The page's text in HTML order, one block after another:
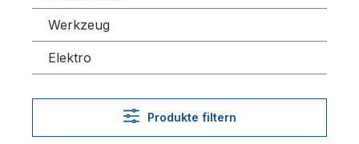
Werkzeug
Elektro
Produkte filtern